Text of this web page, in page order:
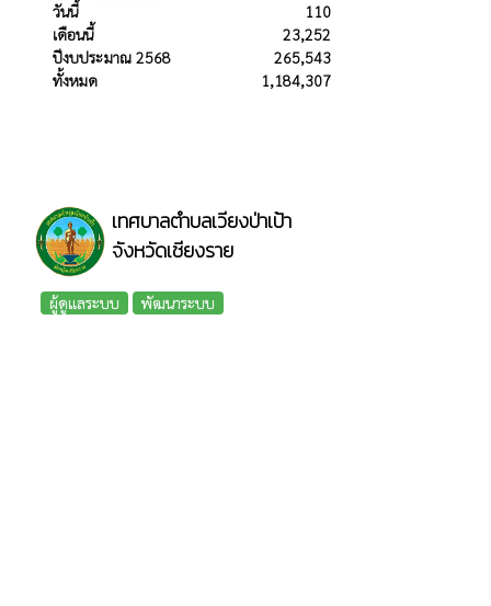
วันนี้
110
เดือนนี้
23,252
ปีงบประมาณ 2568
265,543
ทั้งหมด
1,184,307
เทศบาลตำบลเวียงป่าเป้า
จังหวัดเชียงราย
ผู้ดูแลระบบ พัฒนาระบบ